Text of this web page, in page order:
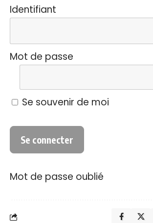
Identifiant
Mot de passe
Se souvenir de moi
Mot de passe oublié